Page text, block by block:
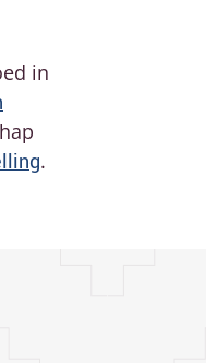
in
.